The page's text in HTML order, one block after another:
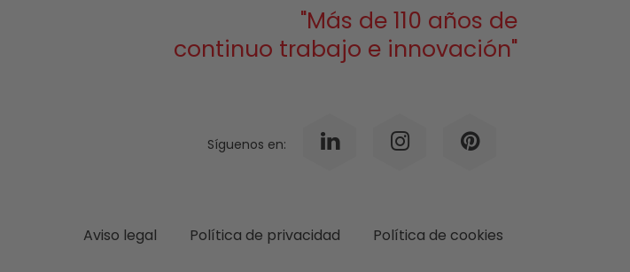
"Más de 110 años de
continuo trabajo e innovación"
Síguenos en:
Aviso legal Política de privacidad Política de cookies